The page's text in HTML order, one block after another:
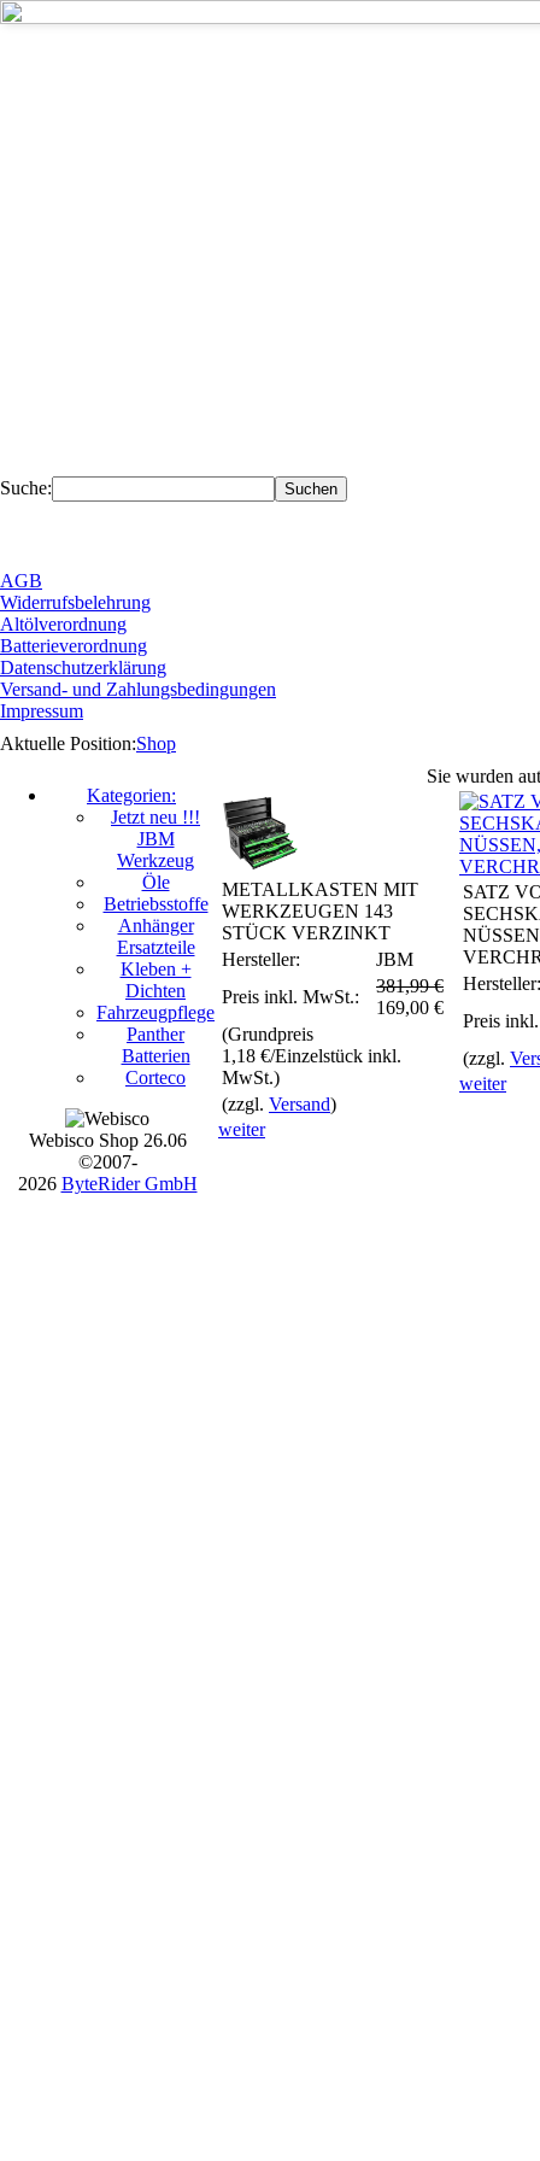
Suche:
AGB
Widerrufsbelehrung
Altölverordnung
Batterieverordnung
Datenschutzerklärung
Versand- und Zahlungsbedingungen
Impressum
Aktuelle Position:Shop
Kategorien:
Jetzt neu !!!
JBM
Werkzeug
Öle
Betriebsstoffe
Anhänger
Ersatzteile
Kleben +
Dichten
Fahrzeugpflege
Panther
Batterien
Corteco
Webisco Shop 26.06
©2007-
2026 ByteRider GmbH
Sie wurden
METALLKASTEN MIT
WERKZEUGEN 143
STÜCK VERZINKT
Hersteller:
JBM
Preis inkl. MwSt.:
381,99 €
169,00 €
(Grundpreis
1,18 €/Einzelstück inkl.
MwSt.)
(zzgl. Versand)
weiter
SATZ
Hersteller:
Preis
(zzgl.
weiter